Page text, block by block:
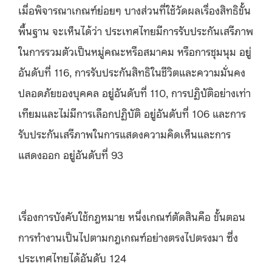
เมื่อพิจารณาเกณฑ์ย่อยๆ บางส่วนที่ใช้วัดผลเรื่องสิทธิขั้น
พื้นฐาน จะเห็นได้ว่า ประเทศไทยมีการรับประกันเสรีภาพ
ในการรวมตัวเป็นหมู่คณะหรือสมาคม หรือการชุมนุม อยู่
อันดับที่ 116, การรับประกันสิทธิในชีวิตและความมั่นคง
ปลอดภัยของบุคคล อยู่อันดับที่ 110, การปฏิบัติอย่างเท่า
เทียมและไม่มีการเลือกปฏิบัติ อยู่อันดับที่ 106 และการ
รับประกันเสรีภาพในการแสดงความคิดเห็นและการ
แสดงออก อยู่อันดับที่ 93
เรื่องการบังคับใช้กฎหมาย หนึ่งเกณฑ์ตัดสินคือ ขั้นตอน
การทำงานเป็นไปตามกฎเกณฑ์อย่างตรงไปตรงมา ซึ่ง
ประเทศไทยได้อันดับ 124